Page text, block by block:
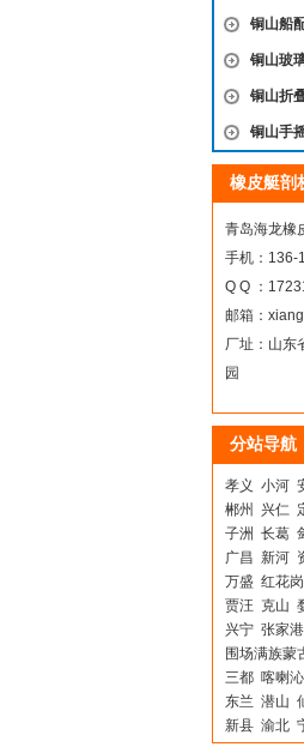
铜山船
铜山玻
铜山折
铜山手
橡皮艇剖
青岛海龙橡
手机：136-
Q Q ：
邮箱：
厂址：山东
园
分站导航
孝义 小河
郴州 兴仁
子洲 长葛
广昌 新河
万盛 红花岗
贾汪 克山
兴宁 张家港
围场满族蒙
三都 喀喇沁
东兰 潜山
新县 渝北